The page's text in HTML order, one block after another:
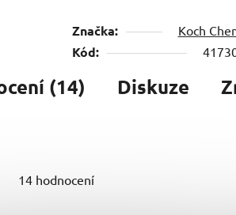
Značka: Koch
Kód:
(14) Diskuze
14 hodnocení